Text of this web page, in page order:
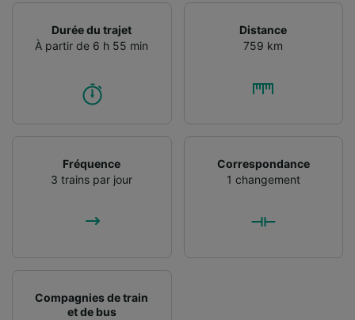
Durée du trajet
À partir de 6 h 55 min
Distance
759 km
Fréquence
3 trains par jour
Correspondance
1 changement
Compagnies de train
et de bus